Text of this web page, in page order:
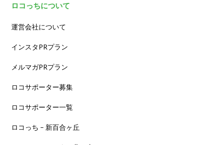
ロコっちについて
運営会社について
インスタPRプラン
メルマガPRプラン
ロコサポーター募集
ロコサポーター一覧
ロコっち – 新百合ヶ丘